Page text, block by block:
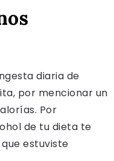
diaria de
por mencionar un
Por
de tu dieta te
estuviste